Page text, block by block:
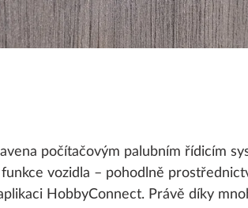
počítačovým palubním řídicím
vozidla – pohodlně
HobbyConnect. Právě díky